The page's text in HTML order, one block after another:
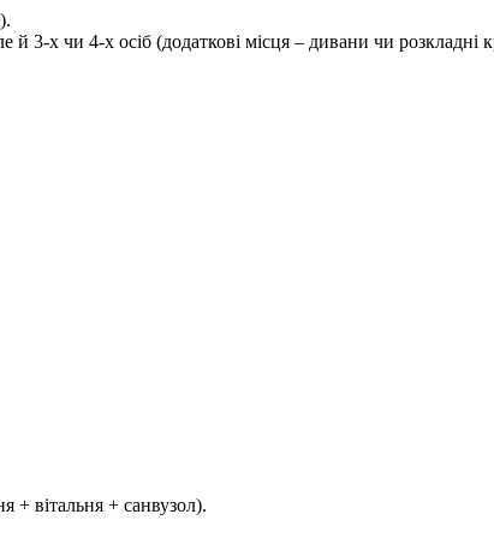
3-х чи 4-х осіб (додаткові місця – дивани чи розкладні
вітальня + санвузол).